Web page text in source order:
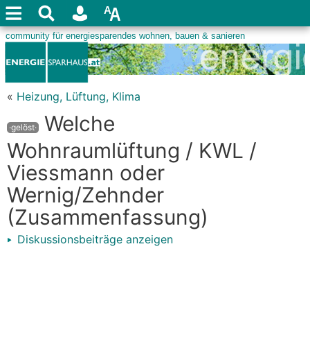
« Heizung, Lüftung, Klima
·gelöst·
Welche
Wohnraumlüftung / KWL /
Viessmann oder
Wernig/Zehnder
(Zusammenfassung)
Diskussionsbeiträge anzeigen